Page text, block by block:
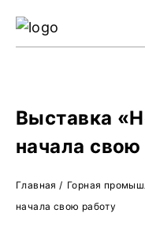
Выставка
начала свою
Главная / Горная
начала свою работу